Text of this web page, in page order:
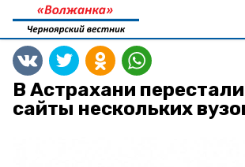
В Астрахани
сайты нескольких